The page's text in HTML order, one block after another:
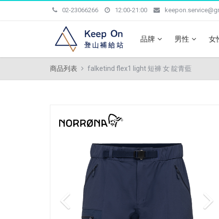
02-23066266 12:00-21:00
品牌 男性 女
商品列表 falketind flex1 light 短褲 女 靛青藍